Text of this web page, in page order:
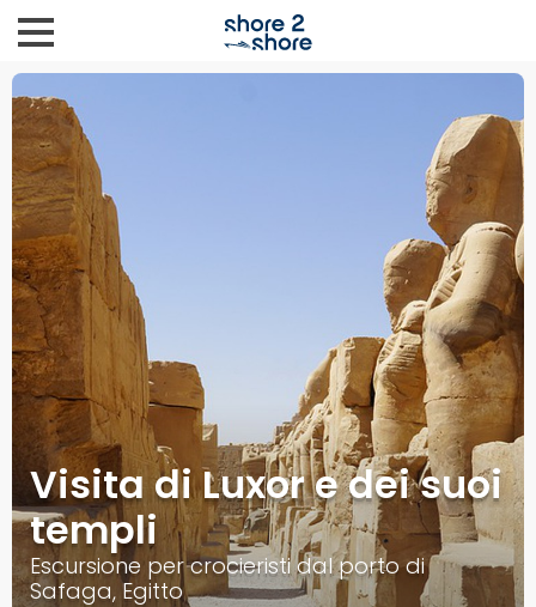
Visita di Luxor e dei suoi
templi
Escursione per crocieristi dal porto di
Safaga, Egitto